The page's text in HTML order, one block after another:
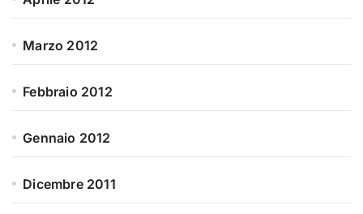
Marzo 2012
Febbraio 2012
Gennaio 2012
Dicembre 2011